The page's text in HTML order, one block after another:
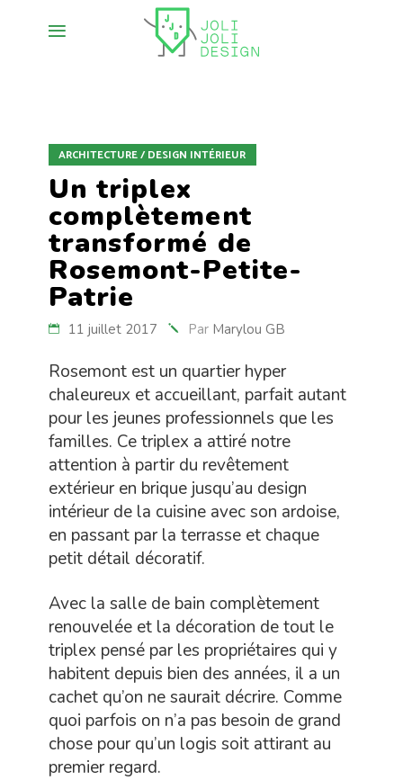
ARCHITECTURE / DESIGN INTÉRIEUR
Un triplex
complètement
transformé de
Rosemont-Petite-
Patrie
11 juillet 2017 Par Marylou GB
Rosemont est un quartier hyper
chaleureux et accueillant, parfait autant
pour les jeunes professionnels que les
familles. Ce triplex a attiré notre
attention à partir du revêtement
extérieur en brique jusqu’au design
intérieur de la cuisine avec son ardoise,
en passant par la terrasse et chaque
petit détail décoratif.
Avec la salle de bain complètement
renouvelée et la décoration de tout le
triplex pensé par les propriétaires qui y
habitent depuis bien des années, il a un
cachet qu’on ne saurait décrire. Comme
quoi parfois on n’a pas besoin de grand
chose pour qu’un logis soit attirant au
premier regard.